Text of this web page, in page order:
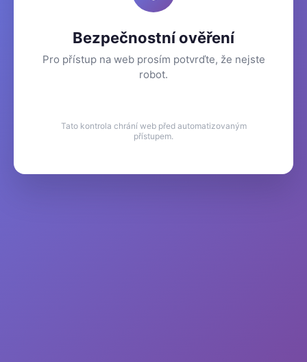
Bezpečnostní ověření
Pro přístup na web prosím potvrďte, že nejste
robot.
Tato kontrola chrání web před automatizovaným
přístupem.